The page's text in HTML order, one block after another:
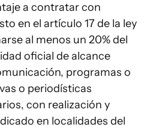
a contratar con
en el artículo 17 de la ley
al menos un 20% del
oficial de alcance
programas o
o periodísticas
con realización y
en localidades del